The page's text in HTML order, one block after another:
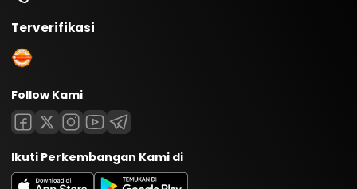
Terverifikasi
Follow Kami
Ikuti Perkembangan Kami di